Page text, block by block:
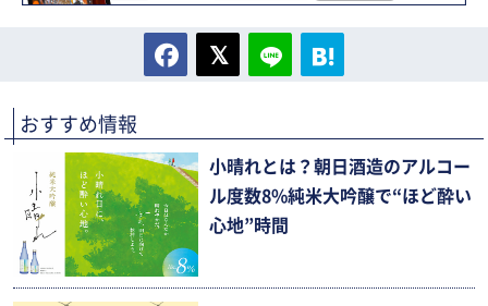
おすすめ情報
小晴れとは？朝日酒造のアルコー
ル度数8%純米大吟醸で“ほど酔い
心地”時間